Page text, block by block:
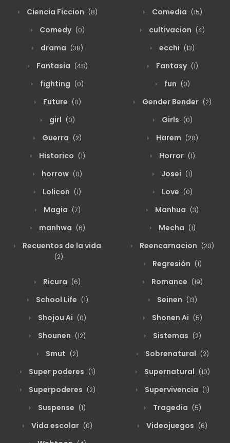
Ciencia Ficcion (8) Comedia (15)
Comedy (0) cultivacion (4)
drama (38) ecchi (13)
Fantasia (48) Fantasy (1)
fighting (0) fun (0)
Future (0) Gender Bender (2)
girl (0) Girls (0)
Guerra (2) Harem (20)
Historico (1) Horror (1)
horrow (0) Josei (1)
Lolicon (1) Love (0)
Magia (7) Manhua (3)
manhwa (6) Mecha (1)
Recuentos de la vida
(2)
Reencarnacion (20)
Regresión (1)
Ricura (6) Romance (19)
School Life (1) Seinen (13)
Shojou Ai (0) Shonen Ai (5)
Shounen (12) Sistemas (2)
Smut (2) Sobrenatural (2)
Super poderes (1) Supernatural (10)
Superpoderes (2) Supervivencia (1)
Suspense (1) Tragedia (5)
Vida escolar (0) Videojuegos (6)